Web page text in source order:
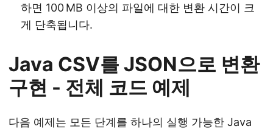
하면 100 MB 이상의 파일에 대한 변환 시간이 크
게 단축됩니다.
Java CSV를 JSON으로 변환
구현 - 전체 코드 예제
다음 예제는 모든 단계를 하나의 실행 가능한 Java